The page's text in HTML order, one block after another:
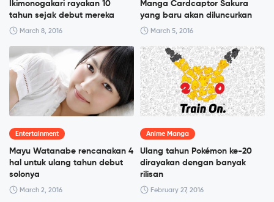
Ikimonogakari rayakan 10
tahun sejak debut mereka
March 8, 2016
Manga Cardcaptor Sakura
yang baru akan diluncurkan
March 5, 2016
Entertainment
Mayu Watanabe rencanakan 4
hal untuk ulang tahun debut
solonya
March 2, 2016
Anime Manga
Ulang tahun Pokémon ke-20
dirayakan dengan banyak
rilisan
February 27, 2016